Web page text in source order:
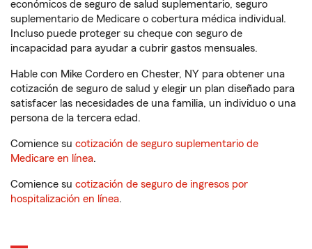
económicos de seguro de salud suplementario, seguro
suplementario de Medicare o cobertura médica individual.
Incluso puede proteger su cheque con seguro de
incapacidad para ayudar a cubrir gastos mensuales.
Hable con Mike Cordero en Chester, NY para obtener una
cotización de seguro de salud y elegir un plan diseñado para
satisfacer las necesidades de una familia, un individuo o una
persona de la tercera edad.
Comience su cotización de seguro suplementario de
Medicare en línea.
Comience su cotización de seguro de ingresos por
hospitalización en línea.